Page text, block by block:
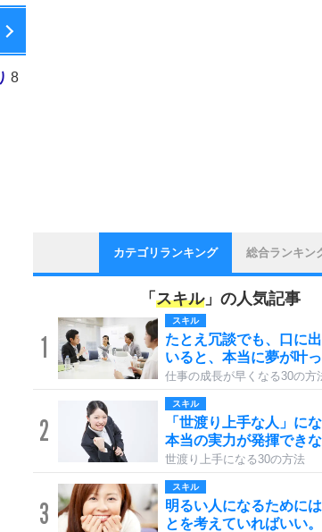
カテゴリランキング 総合ランキン
「 スキル」の人気記事
1
スキル
たとえ冗談でも、口に
いると、本当に夢が叶っ
仕事の成長が早くなる30の方
2
スキル
「世渡り上手な人」に
本当の実力が発揮できな
世渡り上手になる30の方法
3
スキル
明るい人になるために
とを考えていればいい。